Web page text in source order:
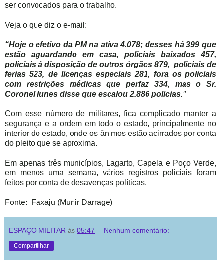
ser convocados para o trabalho.
Veja o que diz o e-mail:
“Hoje o efetivo da PM na ativa 4.078; desses há 399 que
estão aguardando em casa, policiais baixados 457,
policiais á disposição de outros órgãos 879, policiais de
ferias 523, de licenças especiais 281, fora os policiais
com restrições médicas que perfaz 334, mas o Sr.
Coronel Iunes disse que escalou 2.886 policias.”
Com esse número de militares, fica complicado manter a
segurança e a ordem em todo o estado, principalmente no
interior do estado, onde os ânimos estão acirrados por conta
do pleito que se aproxima.
Em apenas três municípios, Lagarto, Capela e Poço Verde,
em menos uma semana, vários registros policiais foram
feitos por conta de desavenças políticas.
Fonte: Faxaju (Munir Darrage)
ESPAÇO MILITAR às 05:47 Nenhum comentário:
Compartilhar